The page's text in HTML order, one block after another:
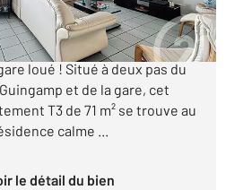
71 m² à Guingamp proche
loué ! Situé à deux pas du
et de la gare, cet
T3 de 71 m² se trouve au
calme ...
le détail du bien